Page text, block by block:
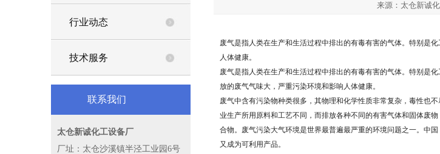
行业动态
技术服务
联系我们
太仓新诚化工设备厂
厂址：太仓沙溪镇半泾工业园6号
来源：太仓新诚
废气是指人类在生产和生活过程中排出的有毒有害的气体。特别是
人体健康。
废气是指人类在生产和生活过程中排出的有毒有害的气体。特别是
放的废气气味大，严重污染环境和影响人体健康。
废气中含有污染物种类很多，其物理和化学性质非常复杂，毒性也
业生产所用原料和工艺不同，而排放各种不同的有害气体和固体废
合物。废气污染大气环境是世界最普遍最严重的环境问题之一。中
又成为可利用产品。